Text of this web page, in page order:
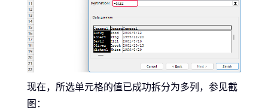
现在，所选单元格的值已成功拆分为多列，参见截
图：